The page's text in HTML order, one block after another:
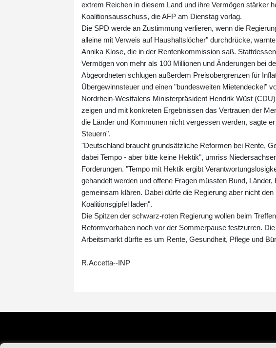
extrem Reichen in diesem Land und ihre Vermögen stärker
Koalitionsausschuss, die AFP am Dienstag vorlag.
Die SPD werde an Zustimmung verlieren, wenn die
alleine mit Verweis auf Haushaltslöcher" durchdrücke,
Annika Klose, die in der Rentenkommission saß.
Vermögen von mehr als 100 Millionen und Änderungen bei
Abgeordneten schlugen außerdem Preisobergrenzen für
Übergewinnsteuer und einen "bundesweiten Mietendeckel"
Nordrhein-Westfalens Ministerpräsident Hendrik Wüst
zeigen und mit konkreten Ergebnissen das Vertrauen der
die Länder und Kommunen nicht vergessen werden, sagte
Steuern".
"Deutschland braucht grundsätzliche Reformen bei Rente,
dabei Tempo - aber bitte keine Hektik", umriss
Forderungen. "Tempo mit Hektik ergibt
gehandelt werden und offene Fragen müssten Bund,
gemeinsam klären. Dabei dürfe die Regierung aber nicht
Koalitionsgipfel laden".
Die Spitzen der schwarz-roten Regierung wollen beim
Reformvorhaben noch vor der Sommerpause festzurren.
Arbeitsmarkt dürfte es um Rente, Gesundheit, Pflege und
R.Accetta--INP